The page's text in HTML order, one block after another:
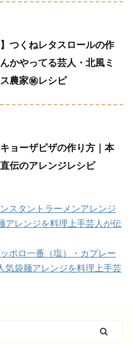
】つくねレタスロールの作
かやってる芸人・北風ミ
農家㊙︎レシピ
キョーザピザの作り方｜本
伝のアレンジレシピ
スタントラーメンアレンジ
アレンジを料理上手芸人が伝
ポロ一番（塩）・カプレー
気袋麺アレンジを料理上手芸